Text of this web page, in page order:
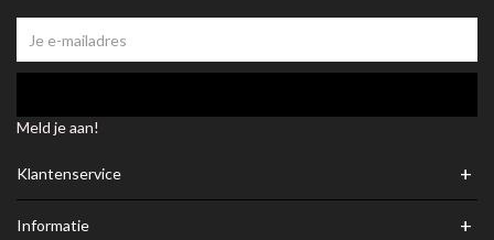
Meld je aan!
Klantenservice +
Informatie +